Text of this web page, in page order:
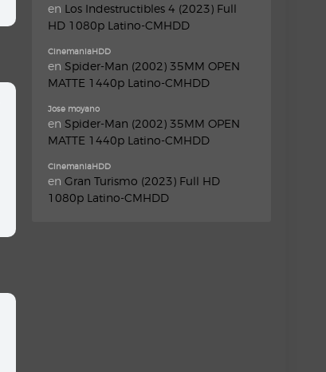
en Los Indestructibles 4 (2023) Full
HD 1080p Latino-CMHDD
CinemaniaHDD
en Spider-Man (2002) 35MM OPEN
MATTE 1440p Latino-CMHDD
Jose moyano
en Spider-Man (2002) 35MM OPEN
MATTE 1440p Latino-CMHDD
CinemaniaHDD
en Gran Turismo (2023) Full HD
1080p Latino-CMHDD